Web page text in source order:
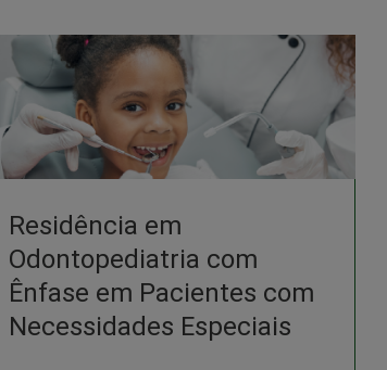
Residência em
Odontopediatria com
Ênfase em Pacientes com
Necessidades Especiais